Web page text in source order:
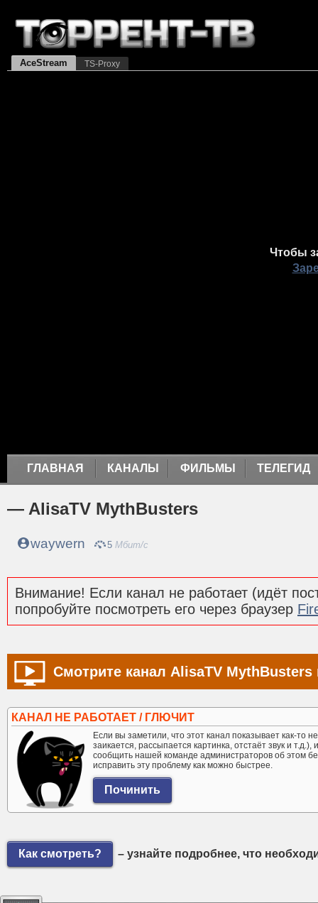
AceStream TS-Proxy
Чтобы
ГЛАВНАЯ КАНАЛЫ ФИЛЬМЫ ТЕЛЕГИД
— AlisaTV MythBusters
waywern 5 Мбит/с
Внимание! Если канал не работает (идёт
попробуйте посмотреть его через браузер
Смотрите канал AlisaTV MythBusters
КАНАЛ НЕ РАБОТАЕТ / ГЛЮЧИТ
Если вы заметили, что этот канал показывает как-то
заикается, рассыпается картинка, отстаёт звук и
сообщить нашей команде администраторов об этом
исправить эту проблему как можно быстрее.
Как смотреть? – узнайте подробнее, что